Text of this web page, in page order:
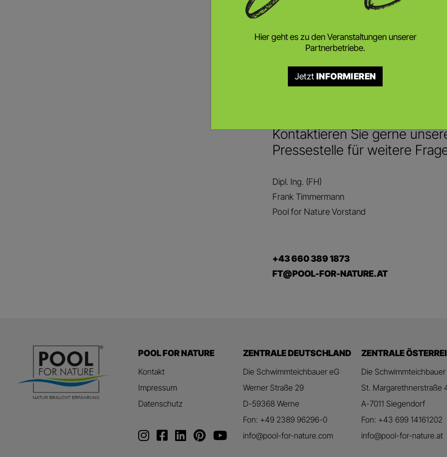
Hier geht es zu den Veranstaltungen unserer
Partnerbetriebe.
Jetzt INFORMIEREN
komplementäre Ausstattung wie
Das ganze Interview können Sie hier
ArtikelDOWNLOAD
Kontaktieren Sie gerne
Pressestelle für weitere
Dipl. Ing. (FH)
Frank Timmermann
Pool for Nature Vorstand
+43 660 389 1873
FT@POOL-FOR-NATURE.AT
POOL FOR NATURE
Kontakt
Impressum
Datenschutz
ZENTRALE DEUTSCHLAND
Die Schwimmteichbauer eG
Werner Straße 29
D-59368 Werne
Fon: +49 2389 96296-0
info@pool-for-nature.com
ZENTRALE
Die Schwimmteichbauer
St. Margarethnerstraße
A-7011 Siegendorf
Fon: +43 699 14161202
info@pool-for-nature.at